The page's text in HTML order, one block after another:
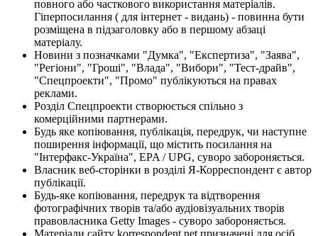
повного або часткового використання матеріалів.
Гіперпосилання ( для інтернет - видань) - повинна бути
розміщена в підзаголовку або в першому абзаці
матеріалу.
Новини з позначками "Думка", "Експертиза", "Заява",
"Регіони", "Гроші", "Влада", "Вибори", "Тест-драйв",
"Спецпроекти", "Промо" публікуються на правах
реклами.
Розділ Спецпроекти створюється спільно з
комерційними партнерами.
Будь яке копіювання, публікація, передрук, чи наступне
поширення інформації, що містить посилання на
"Інтерфакс-Україна", EPA / UPG, суворо забороняється.
Власник веб-сторінки в розділі Я-Корреспондент є автор
публікації.
Будь-яке копіювання, передрук та відтворення
фотографічних творів та/або аудіовізуальних творів
правовласника Getty Images - суворо забороняється.
Матеріали сайту korrespondent.net призначені для осіб